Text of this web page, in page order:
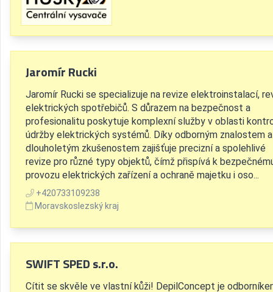
Jaromír Rucki
Jaromír Rucki se specializuje na revize elektroinstalací,
elektrických spotřebičů. S důrazem na bezpečnost a
profesionalitu poskytuje komplexní služby v oblasti
údržby elektrických systémů. Díky odborným znalostem a
dlouholetým zkušenostem zajišťuje precizní a spolehlivé
revize pro různé typy objektů, čímž přispívá k
provozu elektrických zařízení a ochraně majetku i oso...
+420733109238
Moravskoslezský kraj
SWIFT SPED s.r.o.
Cítit se skvěle ve vlastní kůži! DepilConcept je